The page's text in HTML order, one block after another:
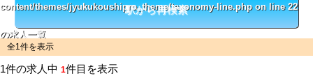
content/themes/jyukukoushipro_theme/taxonomy-line.phpon line 22
の求人一覧
駅から再検索
全1件を表示
1件の求人中 1件目を表示